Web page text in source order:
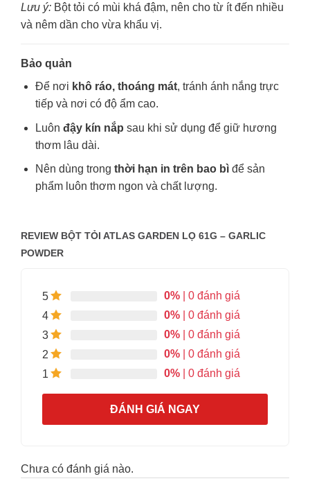
Lưu ý:Bột tỏi có mùi khá đậm, nên cho từ ít đến nhiều
và nêm dần cho vừa khẩu vị.
Bảo quản
Để nơi khô ráo, thoáng mát, tránh ánh nắng trực
tiếp và nơi có độ ẩm cao.
Luôn đậy kín nắp sau khi sử dụng để giữ hương
thơm lâu dài.
Nên dùng trong thời hạn in trên bao bìđể sản
phẩm luôn thơm ngon và chất lượng.
REVIEW BỘT TỎI ATLAS GARDEN LỌ 61G – GARLIC
POWDER
5 0% | 0 đánh giá
4
0% | 0 đánh giá
3
0% | 0 đánh giá
2
0% | 0 đánh giá
1
0% | 0 đánh giá
ĐÁNH GIÁ NGAY
Chưa có đánh giá nào.